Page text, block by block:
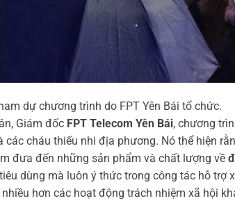
dự chương trình do FPT Yên Bái tổ chức.
Giám đốc FPT Telecom Yên Bái, chương
các cháu thiếu nhi địa phương. Nó thể hiện
đưa đến những sản phẩm và chất lượng về
dùng mà luôn ý thức trong công tác hỗ trợ
hơn các hoạt động trách nhiệm xã hội